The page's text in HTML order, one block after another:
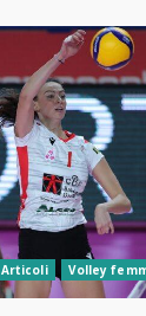
Volley